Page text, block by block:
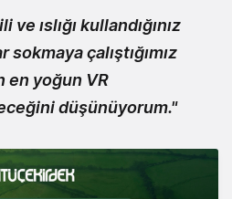
ıslığı kullandığınız
çalıştığımız
en yoğun VR
düşünüyorum."